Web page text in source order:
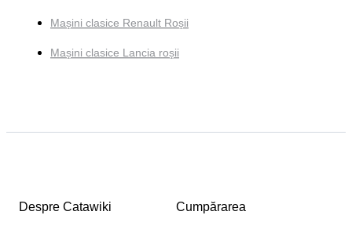
Mașini clasice Renault Roșii
Mașini clasice Lancia roșii
Despre Catawiki Cumpărarea